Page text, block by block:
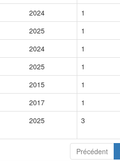
2024
1
2025
1
2024
1
2025
1
2015
1
2017
1
2025
3
Précédent